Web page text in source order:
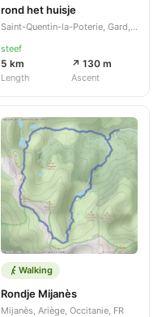
rond het huisje
Saint-Quentin-la-Poterie, Gard, Occitanie, FR
steef
5 km
Length
↗ 130 m
Ascent
Walking
Rondje Mijanès
Mijanès, Ariège, Occitanie, FR